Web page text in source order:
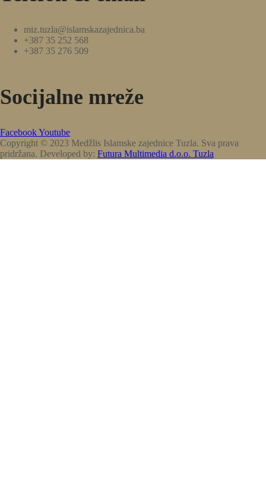
miz.tuzla@islamskazajednica.ba
+387 35 252 568
+387 35 276 509
Socijalne mreže
FacebookYoutube
Copyright © 2023 Medžlis Islamske zajednice Tuzla. Sva prava
pridržana. Developed by: Futura Multimedia d.o.o. Tuzla